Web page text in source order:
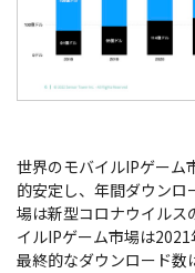
世界のモバイルIPゲーム
的安定し、年間ダウン
場は新型コロナウイルス
イルIPゲーム市場は2021
最終的なダウンロード数